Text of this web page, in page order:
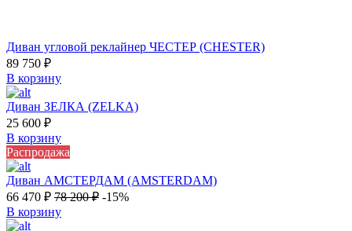
Диван угловой реклайнер ЧЕСТЕР (CHESTER)
89 750 ₽
В корзину
Диван ЗЕЛКА (ZELKA)
25 600 ₽
В корзину
Распродажа
Диван АМСТЕРДАМ (AMSTERDAM)
66 470 ₽ 78 200₽ -15%
В корзину